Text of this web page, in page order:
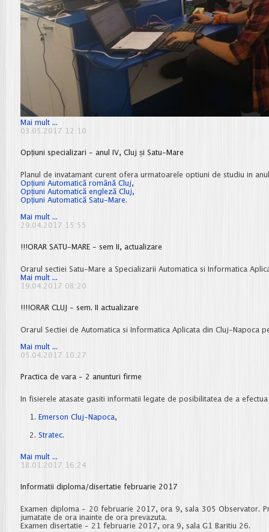
Mai mult ...
I
International
SUCEAVA
20
Mai
2017
03.05.2017 12:10
Opțiuni specializari - anul IV, Cluj și Satu-Mare
Planul de invatamant curent ofera urmatoarele optiuni de studiu in
Opțiuni Automatică română Cluj,
Opțiuni Automatică engleză Cluj,
Opțiuni Automatică Satu-Mare.
Mai mult ...
specializari
IV,
și
Mare
29.04.2017 15:55
!!!ORAR SATU-MARE - sem II, actualizare
Orarul sectiei Satu-Mare a Specializarii Automatica si Informatica
Mai mult ...
SATU-
sem
actualizare
19.04.2017 08:20
!!!!ORAR CLUJ - sem. II actualizare
Orarul Sectiei de Automatica si Informatica Aplicata din Cluj-Napoca
Mai mult ...
CLUJ
II
05.04.2017 10:27
Practica de vara - 2 anunturi firme
In fisierele atasate gasiti informatii legate de posibilitatea de a
Emerson Cluj-Napoca,
Stratec.
Mai mult ...
de
2
firme
18.01.2017 16:24
Informatii diploma/disertatie februarie 2017
Examen diploma - 20 februarie 2017, ora 9, sala 305 Observator.
jumatate de ora inainte de ora prevazuta.
Examen disertatie - 21 februarie 2017, ora 9, sala G1 Baritiu 26.